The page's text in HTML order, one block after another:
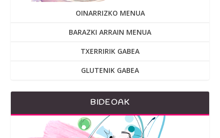
OINARRIZKO MENUA
BARAZKI ARRAIN MENUA
TXERRIRIK GABEA
GLUTENIK GABEA
BIDEOAK